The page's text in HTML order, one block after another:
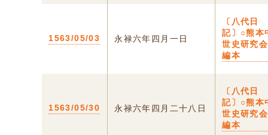
1563/05/03 永禄六年四月一日
〔八代日
記〕○熊本
世史研究会
編本
1563/05/30 永禄六年四月二十八日
〔八代日
記〕○熊本
世史研究会
編本